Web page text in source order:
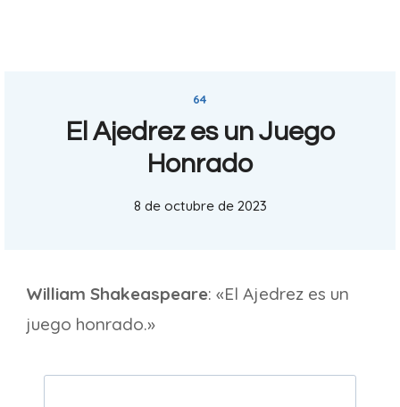
64
El Ajedrez es un Juego
Honrado
8 de octubre de 2023
William Shakeaspeare: «El Ajedrez es un
juego honrado.»